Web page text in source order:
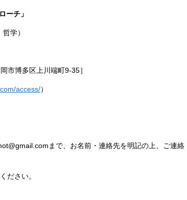
ーチ」
学）
市博多区上川端町9-35］
access/）
まで、お名前・連絡先を明記の上、ご連絡
ださい。